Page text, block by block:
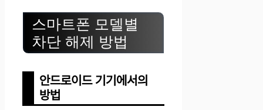
스마트폰 모델별
차단 해제 방법
안드로이드 기기에서의
방법